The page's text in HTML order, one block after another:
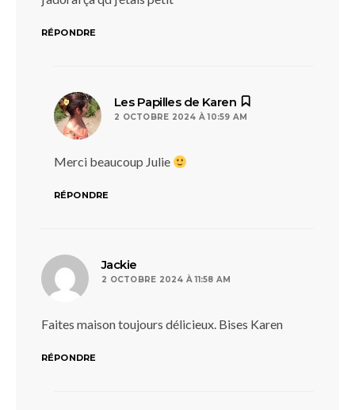
RÉPONDRE
Les Papilles de Karen
2 OCTOBRE 2024 À 10:59 AM
Merci beaucoup Julie
RÉPONDRE
Jackie
2 OCTOBRE 2024 À 11:58 AM
Faites maison toujours délicieux. Bises Karen
RÉPONDRE